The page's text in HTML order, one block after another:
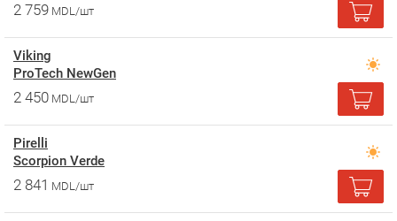
2 759 MDL/шт
Viking
ProTech NewGen
2 450 MDL/шт
Pirelli
Scorpion Verde
2 841 MDL/шт